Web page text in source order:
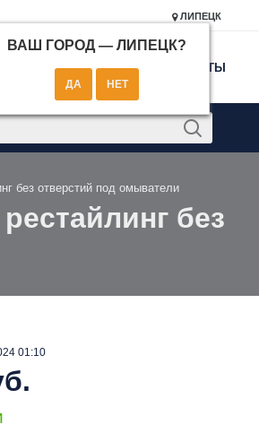
ЛИПЕЦК
ВАШ ГОРОД — ЛИПЕЦК?
КОНТАКТЫ
без отверстий под омыватели
без
01:10